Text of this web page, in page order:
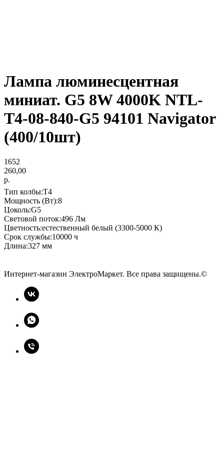
Лампа люминесцентная
миниат. G5 8W 4000K NTL-
T4-08-840-G5 94101 Navigator
(400/10шт)
1652
260,00
р.
Тип колбы:T4
Мощность (Вт):8
Цоколь:G5
Световой поток:496 Лм
Цветность:естественный белый (3300-5000 К)
Срок службы:10000 ч
Длина:327 мм
Интернет-магазин ЭлектроМаркет. Все права защищены.©